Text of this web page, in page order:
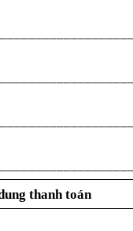
thanh toán